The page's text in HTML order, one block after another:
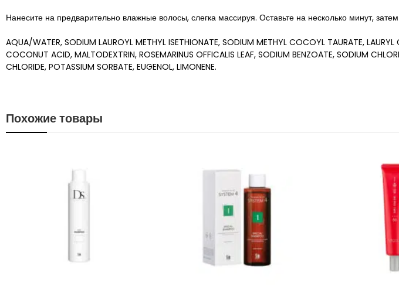
Нанесите на предварительно влажные волосы, слегка массируя. Оставьте на несколько минут,
AQUA/WATER, SODIUM LAUROYL METHYL ISETHIONATE, SODIUM METHYL COCOYL TAURATE,
COCONUT ACID, MALTODEXTRIN, ROSEMARINUS OFFICALIS LEAF, SODIUM BENZOATE, SODIUM
CHLORIDE, POTASSIUM SORBATE, EUGENOL, LIMONENE.
Похожие товары